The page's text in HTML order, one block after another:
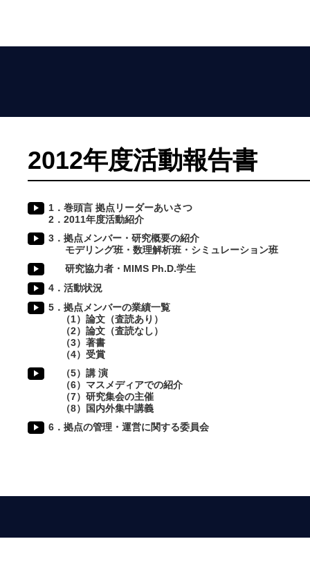
2012年度活動報告書
1．巻頭言 拠点リーダーあいさつ
2．2011年度活動紹介
3．拠点メンバー・研究概要の紹介
モデリング班・数理解析班・シミュレーション班
研究協力者・MIMS Ph.D.学生
4．活動状況
5．拠点メンバーの業績一覧
（1）論文（査読あり）
（2）論文（査読なし）
（3）著書
（4）受賞
（5）講 演
（6）マスメディアでの紹介
（7）研究集会の主催
（8）国内外集中講義
6．拠点の管理・運営に関する委員会